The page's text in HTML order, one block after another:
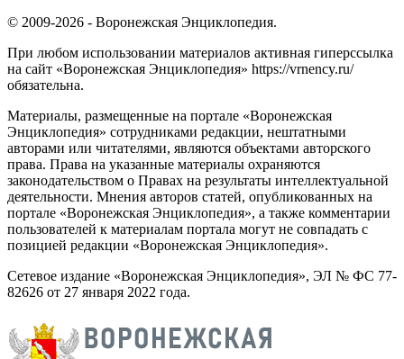
© 2009-2026 - Воронежская Энциклопедия.
При любом использовании материалов активная гиперссылка
на сайт «Воронежская Энциклопедия» https://vrnency.ru/
обязательна.
Материалы, размещенные на портале «Воронежская
Энциклопедия» сотрудниками редакции, нештатными
авторами или читателями, являются объектами авторского
права. Права на указанные материалы охраняются
законодательством о Правах на результаты интеллектуальной
деятельности. Мнения авторов статей, опубликованных на
портале «Воронежская Энциклопедия», а также комментарии
пользователей к материалам портала могут не совпадать с
позицией редакции «Воронежская Энциклопедия».
Сетевое издание «Воронежская Энциклопедия», ЭЛ № ФС 77-
82626 от 27 января 2022 года.